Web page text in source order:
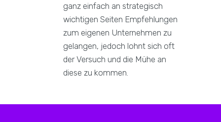
ganz einfach an strategisch
wichtigen Seiten Empfehlungen
zum eigenen Unternehmen zu
gelangen, jedoch lohnt sich oft
der Versuch und die Mühe an
diese zu kommen.